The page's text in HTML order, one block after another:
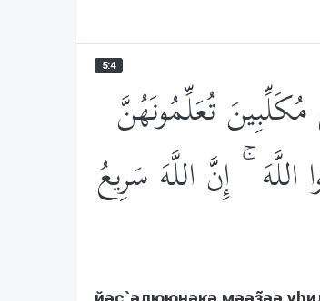
5:4
تُعَلِّمُونَهُنَّ
إِنَّ اللَّهَ سَرِيعُ